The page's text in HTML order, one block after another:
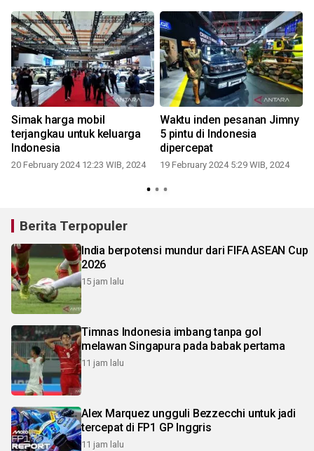
Simak harga mobil
terjangkau untuk keluarga
Indonesia
20 February 2024 12:23 WIB, 2024
Waktu inden pesanan Jimny
5 pintu di Indonesia
dipercepat
19 February 2024 5:29 WIB, 2024
Berita Terpopuler
India berpotensi mundur dari FIFA ASEAN Cup
2026
15 jam lalu
Timnas Indonesia imbang tanpa gol
melawan Singapura pada babak pertama
11 jam lalu
Alex Marquez ungguli Bezzecchi untuk jadi
tercepat di FP1 GP Inggris
11 jam lalu